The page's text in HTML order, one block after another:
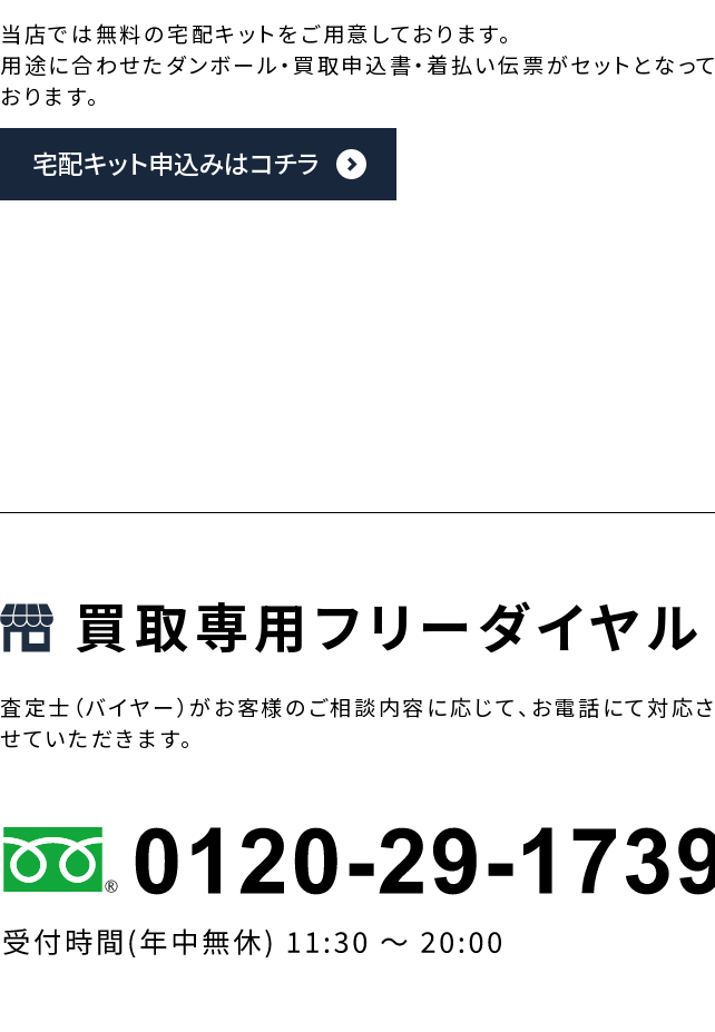
当店では無料の宅配キットをご用意しております。
用途に合わせたダンボール・買取申込書・着払い伝票がセットとなって
おります。
宅配キット申込みはコチラ
買取専用フリーダイヤル
査定士（バイヤー）がお客様のご相談内容に応じて、お電話にて対応さ
せていただきます。